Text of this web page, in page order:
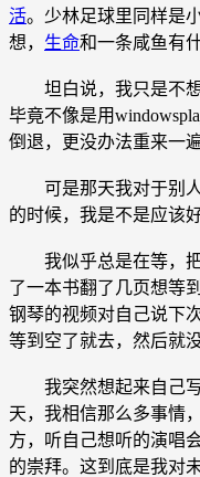
活。少林足球里同样是
想， 生命和一条咸鱼有
坦白说，我只是不想
毕竟不像是用
倒退，更没办法重来一
可是那天我对于别人
的时候，我是不是应该
我似乎总是在等，把
了一本书翻了几页想等
钢琴的视频对自己说下
等到空了就去，然后就
我突然想起来自己写
天，我相信那么多事情
方，听自己想听的演唱
的崇拜。这到底是我对